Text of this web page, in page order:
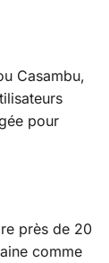
Casambu,
pour
près de 20
comme